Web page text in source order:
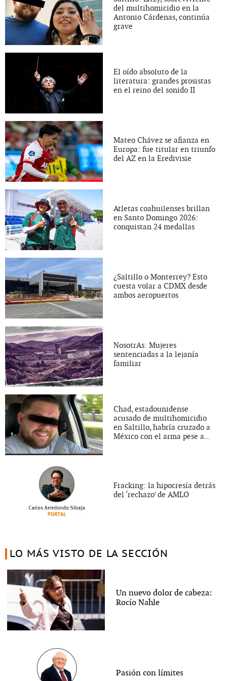
del multihomicidio en la
Antonio Cárdenas, continúa
grave
El oído absoluto de la
literatura: grandes prosistas
en el reino del sonido II
Mateo Chávez se afianza en
Europa: fue titular en triunfo
del AZ en la Eredivisie
Atletas coahuilenses brillan
en Santo Domingo 2026:
conquistan 24 medallas
¿Saltillo o Monterrey? Esto
cuesta volar a CDMX desde
ambos aeropuertos
NosotrAs: Mujeres
sentenciadas a la lejanía
familiar
Chad, estadounidense
acusado de multihomicidio
en Saltillo, habría cruzado a
México con el arma pese a...
Fracking: la hipocresía detrás
del ‘rechazo’ de AMLO
LO MÁS VISTO DE LA SECCIÓN
Un nuevo dolor de cabeza:
Rocío Nahle
Pasión con límites